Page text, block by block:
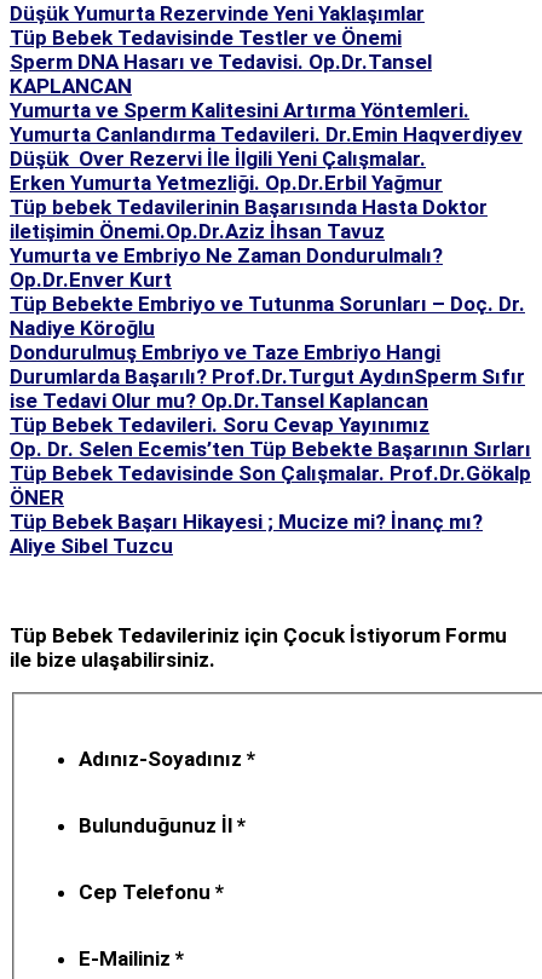
Düşük Yumurta Rezervinde Yeni Yaklaşımlar
Tüp Bebek Tedavisinde Testler ve Önemi
Sperm DNA Hasarı ve Tedavisi. Op.Dr.Tansel
KAPLANCAN
Yumurta ve Sperm Kalitesini Artırma Yöntemleri.
Yumurta Canlandırma Tedavileri. Dr.Emin Haqverdiyev
Düşük Over Rezervi İle İlgili Yeni Çalışmalar.
Erken Yumurta Yetmezliği. Op.Dr.Erbil Yağmur
Tüp bebek Tedavilerinin Başarısında Hasta Doktor
iletişimin Önemi.Op.Dr.Aziz İhsan Tavuz
Yumurta ve Embriyo Ne Zaman Dondurulmalı?
Op.Dr.Enver Kurt
Tüp Bebekte Embriyo ve Tutunma Sorunları – Doç. Dr.
Nadiye Köroğlu
Dondurulmuş Embriyo ve Taze Embriyo Hangi
Durumlarda Başarılı? Prof.Dr.Turgut AydınSperm Sıfır
ise Tedavi Olur mu? Op.Dr.Tansel Kaplancan
Tüp Bebek Tedavileri. Soru Cevap Yayınımız
Op. Dr. Selen Ecemis’ten Tüp Bebekte Başarının Sırları
Tüp Bebek Tedavisinde Son Çalışmalar. Prof.Dr.Gökalp
ÖNER
Tüp Bebek Başarı Hikayesi ; Mucize mi? İnanç mı?
Aliye Sibel Tuzcu
Tüp Bebek Tedavileriniz için Çocuk İstiyorum Formu
ile bize ulaşabilirsiniz.
Adınız-Soyadınız *
Bulunduğunuz İl *
Cep Telefonu *
E-Mailiniz *